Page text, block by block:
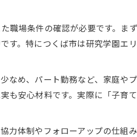
職場条件の確認が必要です。ま
す。特につくば市は研究学園エ
なめ、パート勤務など、家庭や
も安心材料です。実際に「子育
力体制やフォローアップの仕組